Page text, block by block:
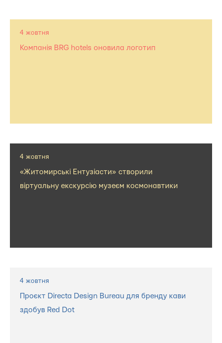
4 жовтня
Компанія BRG hotels оновила логотип
4 жовтня
«Житомирські Ентузіасти» створили
віртуальну екскурсію музеєм космонавтики
4 жовтня
Проєкт Directa Design Bureau для бренду кави
здобув Red Dot